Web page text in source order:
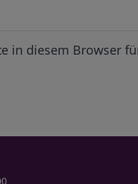
in diesem Browser